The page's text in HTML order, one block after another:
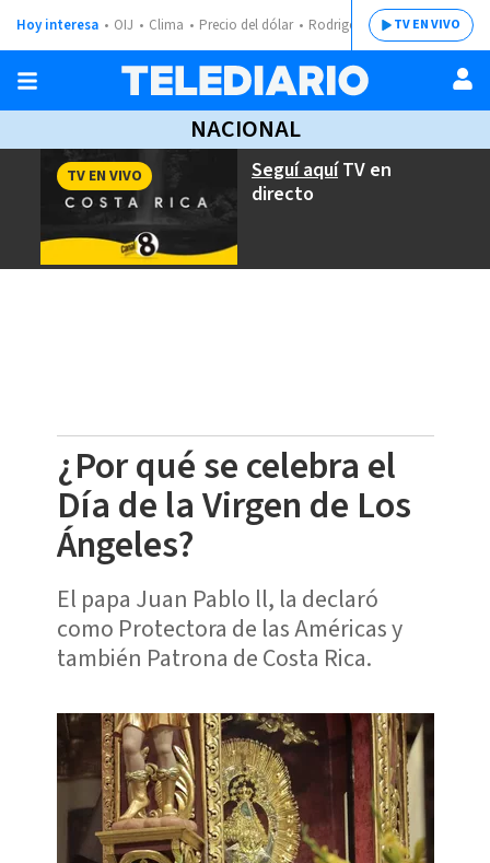
Hoy interesa OIJ Clima Precio del dólar Rodrigo ChavesTV EN VIVO
NACIONAL
Seguí aquíTV en
directo
TV EN VIVO
¿Por qué se celebra el
Día de la Virgen de Los
Ángeles?
El papa Juan Pablo ll, la declaró
como Protectora de las Américas y
también Patrona de Costa Rica.